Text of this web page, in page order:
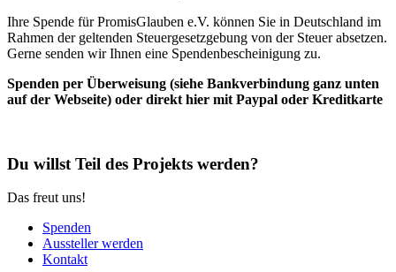
Ihre Spende für PromisGlauben e.V. können Sie in Deutschland im
Rahmen der geltenden Steuergesetzgebung von der Steuer absetzen.
Gerne senden wir Ihnen eine Spendenbescheinigung zu.
Spenden per Überweisung (siehe Bankverbindung ganz unten
auf der Webseite) oder direkt hier mit Paypal oder Kreditkarte
Du willst Teil des Projekts werden?
Das freut uns!
Spenden
Aussteller werden
Kontakt